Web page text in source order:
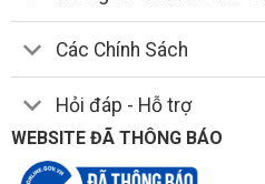
Các Chính Sách
Hỏi đáp - Hỗ trợ
WEBSITE ĐÃ THÔNG BÁO